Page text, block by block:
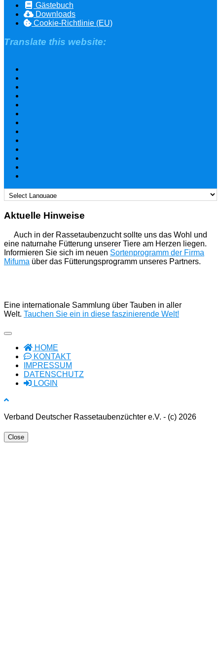
Gästebuch
Downloads
Cookie-Richtlinie (EU)
Translate this website:
Aktuelle Hinweise
Auch in der Rassetaubenzucht sollte uns das Wohl und
eine naturnahe Fütterung unserer Tiere am Herzen liegen.
Informieren Sie sich im neuen Sortenprogramm der Firma
Mifuma über das Fütterungsprogramm unseres Partners.
Eine internationale Sammlung über Tauben in aller
Welt. Tauchen Sie ein in diese faszinierende Welt!
HOME
KONTAKT
IMPRESSUM
DATENSCHUTZ
LOGIN
Verband Deutscher Rassetaubenzüchter e.V. - (c) 2026
Close